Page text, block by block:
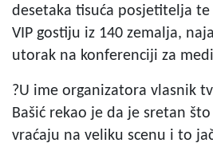
desetaka tisuća posjetitelja te
VIP gostiju iz 140 zemalja,
utorak na konferenciji za
?U ime organizatora vlasnik
Bašić rekao je da je sretan
vraćaju na veliku scenu i to